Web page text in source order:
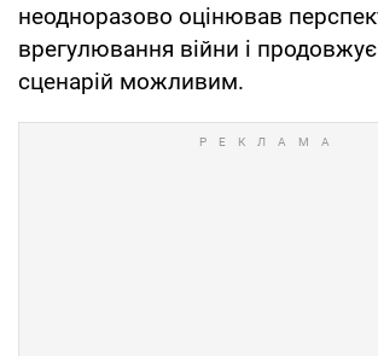
неодноразово оцінював
врегулювання війни і
сценарій можливим.